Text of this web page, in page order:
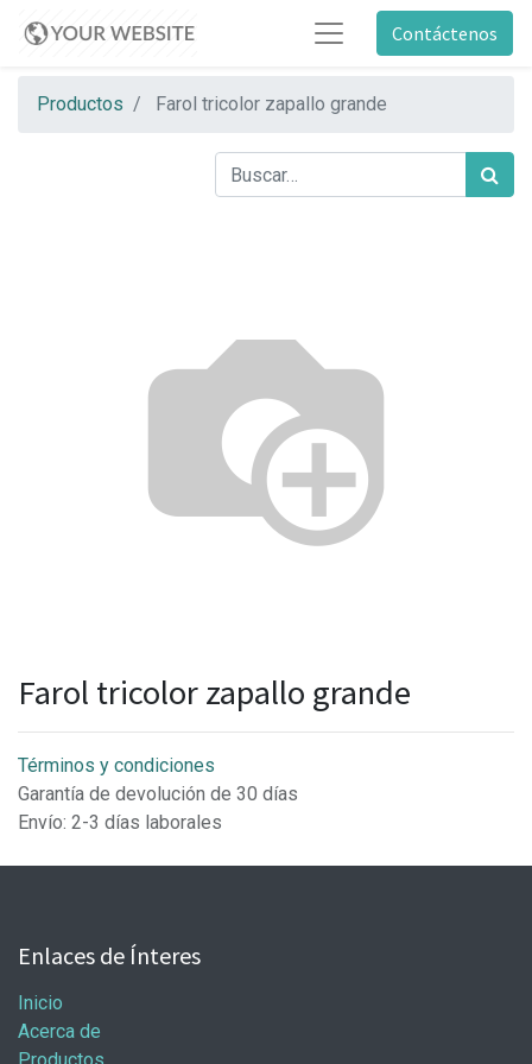
Contáctenos
Productos Farol tricolor zapallo grande
Farol tricolor zapallo grande
Términos y condiciones
Garantía de devolución de 30 días
Envío: 2-3 días laborales
Enlaces de Ínteres
Inicio
Acerca de